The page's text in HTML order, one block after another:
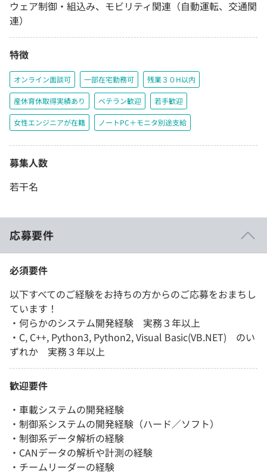
ウェア制御・組込み、モビリティ関連（自動運転、交通関
連）
特徴
オンライン面談可 一部在宅勤務可 残業３０H以内
産休育休取得実績あり ベテラン歓迎 若手歓迎
女性エンジニアが在籍 ノートPC＋モニタ別途支給
募集人数
若干名
応募要件
必須要件
以下すべてのご経験をお持ちの方からのご応募をおまちし
ています！
・何らかのシステム開発経験 実務３年以上
・C, C++, Python3, Python2, Visual Basic(VB.NET) のい
ずれか 実務３年以上
歓迎要件
・車載システムの開発経験
・制御系システムの開発経験（ハード／ソフト）
・制御系データ解析の経験
・CANデータの解析や計測の経験
・チームリーダーの経験